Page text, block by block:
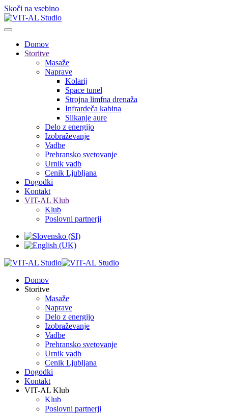
Skoči na vsebino
Domov
Storitve
Masaže
Naprave
Kolarij
Space tunel
Strojna limfna drenaža
Infrardeča kabina
Slikanje aure
Delo z energijo
Izobraževanje
Vadbe
Prehransko svetovanje
Urnik vadb
Cenik Ljubljana
Dogodki
Kontakt
VIT-AL Klub
Klub
Poslovni partnerji
Domov
Storitve
Masaže
Naprave
Delo z energijo
Izobraževanje
Vadbe
Prehransko svetovanje
Urnik vadb
Cenik Ljubljana
Dogodki
Kontakt
VIT-AL Klub
Klub
Poslovni partnerji